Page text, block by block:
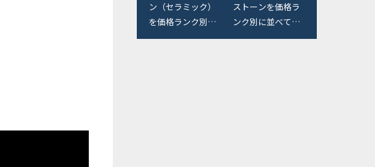
ン（セラミック）
を価格ランク別に
並べてみました。
ストーンを価格ラ
ンク別に並べてみ
ました。【キッチ